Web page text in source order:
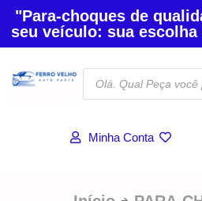
"Para-choques de
seu veículo: sua
Minha Conta